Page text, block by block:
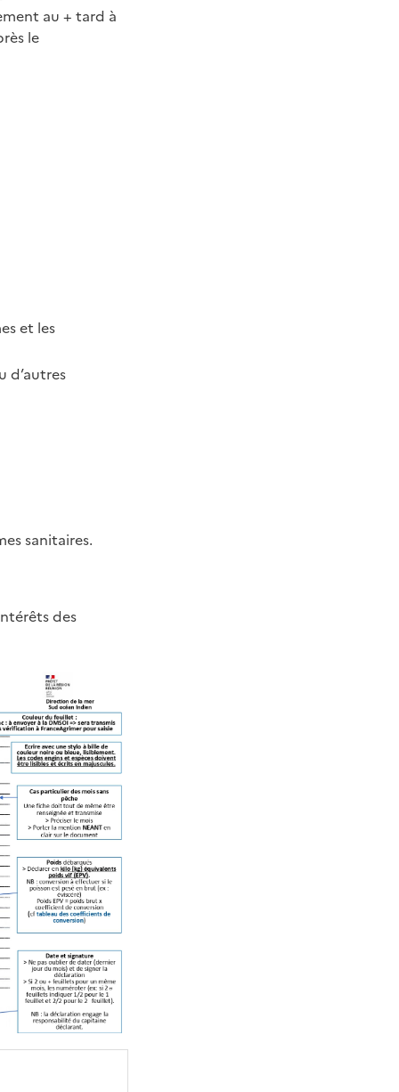
au + tard à
le
et les
d’autres
sanitaires.
des